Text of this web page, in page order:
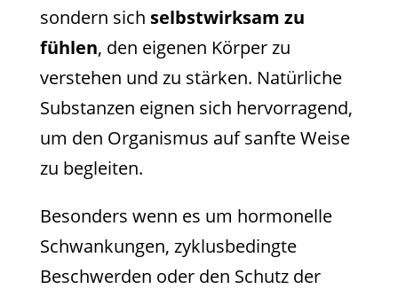
sondern sich selbstwirksam zu
fühlen, den eigenen Körper zu
verstehen und zu stärken. Natürliche
Substanzen eignen sich hervorragend,
um den Organismus auf sanfte Weise
zu begleiten.
Besonders wenn es um hormonelle
Schwankungen, zyklusbedingte
Beschwerden oder den Schutz der